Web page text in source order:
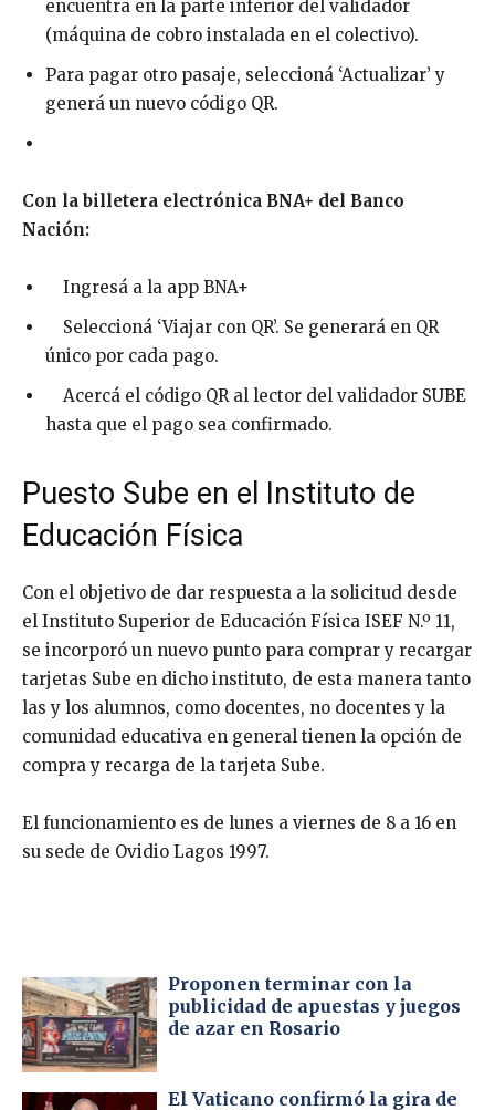
encuentra en la parte inferior del validador
(máquina de cobro instalada en el colectivo).
Para pagar otro pasaje, seleccioná ‘Actualizar’ y
generá un nuevo código QR.
Con la billetera electrónica BNA+ del Banco
Nación:
Ingresá a la app BNA+
Seleccioná ‘Viajar con QR’. Se generará en QR
único por cada pago.
Acercá el código QR al lector del validador SUBE
hasta que el pago sea confirmado.
Puesto Sube en el Instituto de
Educación Física
Con el objetivo de dar respuesta a la solicitud desde
el Instituto Superior de Educación Física ISEF N.º 11,
se incorporó un nuevo punto para comprar y recargar
tarjetas Sube en dicho instituto, de esta manera tanto
las y los alumnos, como docentes, no docentes y la
comunidad educativa en general tienen la opción de
compra y recarga de la tarjeta Sube.
El funcionamiento es de lunes a viernes de 8 a 16 en
su sede de Ovidio Lagos 1997.
Proponen terminar con la
publicidad de apuestas y juegos
de azar en Rosario
El Vaticano confirmó la gira de